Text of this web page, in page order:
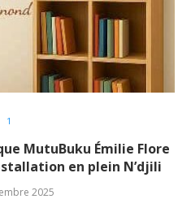
1
MutuBuku Émilie Flore
en plein N’djili
2025